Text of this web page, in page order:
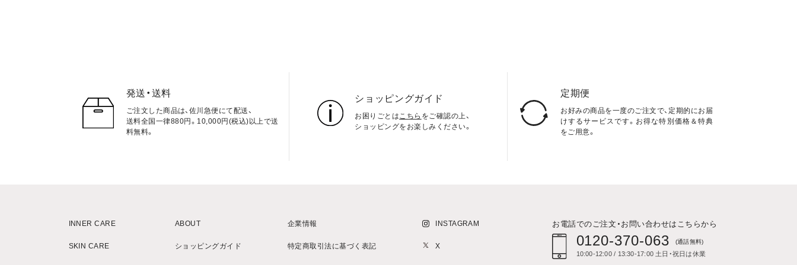
発送・送料
ご注文した商品は、佐川急便にて配送、
送料全国一律880円。10,000円(税込)以上で送
料無料。
ショッピングガイド
お困りごとはこちら をご確認の上、
ショッピングをお楽しみください。
定期便
お好みの商品を一度のご注文で、定期的にお届
けするサービスです。お得な特別価格＆特典
をご用意。
INNER CARE
SKIN CARE
ABOUT
ショッピングガイド
企業情報
特定商取引法に基づく表記
INSTAGRAM
X
お電話でのご注文・お問い合わせはこちらから
0120-370-063 (通話無料)
10:00-12:00 / 13:30-17:00 土日・祝日は休業